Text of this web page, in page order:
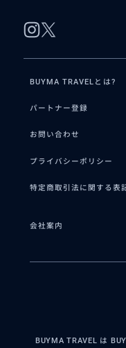
BUYMA TRAVELとは?
パートナー登録
お問い合わせ
プライバシーポリシー
特定商取引法に関する表
会社案内
BUYMA TRAVEL は